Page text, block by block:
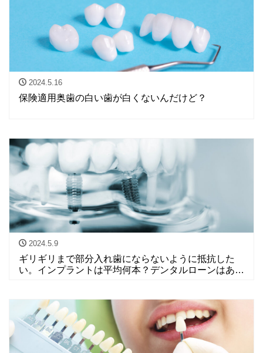
2024.5.16
保険適用奥歯の白い歯が白くないんだけど？
2024.5.9
ギリギリまで部分入れ歯にならないように抵抗した
い。インプラントは平均何本？デンタルローンはあ